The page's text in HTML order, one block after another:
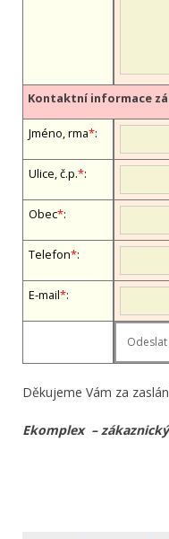
Kontaktní informace
Jméno, firma*:
Ulice, č.p.*:
Obec*:
Telefon*:
E-mail*:
Děkujeme Vám za
Ekomplex –